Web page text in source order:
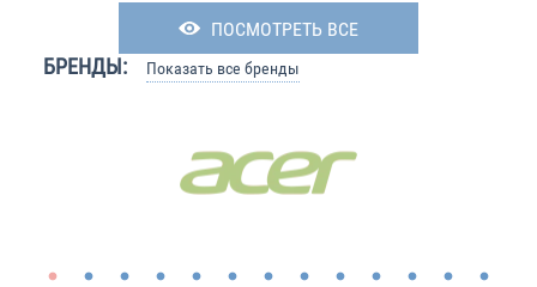
ПОСМОТРЕТЬ ВСЕ
БРЕНДЫ: Показать все бренды